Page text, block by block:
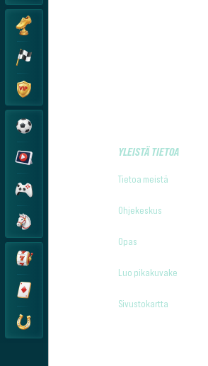
YLEISTÄ TIETOA
Tietoa meistä
Ohjekeskus
Opas
Luo pikakuvake
Sivustokartta